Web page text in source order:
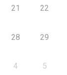
21 22
28 29
4 5